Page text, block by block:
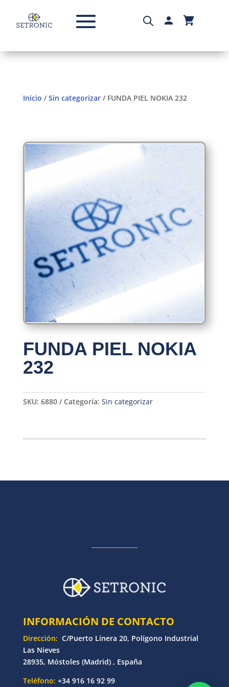
Inicio /Sin categorizar/ FUNDA PIEL NOKIA 232
FUNDA PIEL NOKIA
232
SKU: 6880 Categoría: Sin categorizar
INFORMACIÓN DE CONTACTO
Dirección: C/Puerto Linera 20, Polígono Industrial
Las Nieves
28935, Móstoles (Madrid) , España
Teléfono: +34 916 16 92 99